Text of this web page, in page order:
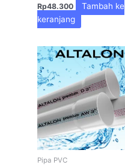
Rp48.300
Tambah ke
keranjang
Pipa PVC